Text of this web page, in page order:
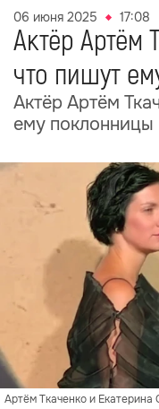
06 июня 2025 17:08
Актёр Артём
что пишут
Актёр Артём
ему поклонницы
Артём Ткаченко и